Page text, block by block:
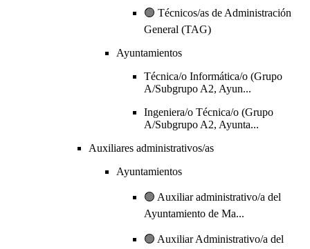
🟢 Técnicos/as de Administración
General (TAG)
Ayuntamientos
Técnica/o Informática/o (Grupo
A/Subgrupo A2, Ayun...
Ingeniera/o Técnica/o (Grupo
A/Subgrupo A2, Ayunta...
Auxiliares administrativos/as
Ayuntamientos
🟢 Auxiliar administrativo/a del
Ayuntamiento de Ma...
🟢 Auxiliar Administrativo/a del